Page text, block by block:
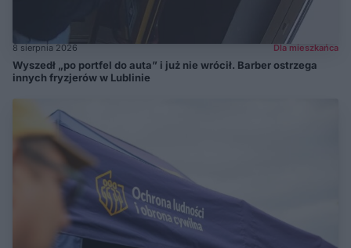
8 sierpnia 2026 Dla mieszkańca
Wyszedł „po portfel do auta” i już nie wrócił. Barber ostrzega
innych fryzjerów w Lublinie